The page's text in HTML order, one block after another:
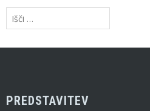
Išči:
PREDSTAVITEV